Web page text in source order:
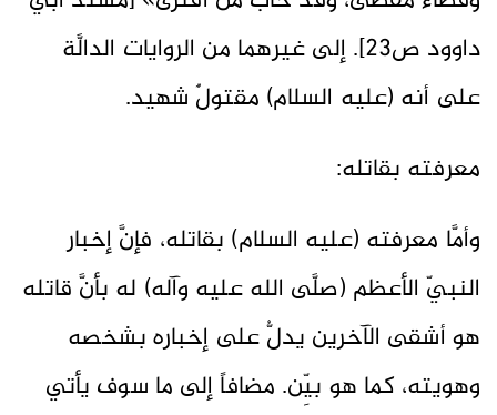
داوود ص23]. إلى غيرهما من الروايات الدالَّة
على أنه (عليه السلام) مقتولٌ شهيد.
معرفته بقاتله:
وأمَّا معرفته (عليه السلام) بقاتله، فإنَّ إخبار
النبيّ الأعظم (صلَّى الله عليه وآله) له بأنَّ قاتله
هو أشقى الآخرين يدلُّ على إخباره بشخصه
وهويته، كما هو بيِّن. مضافاً إلى ما سوف يأتي